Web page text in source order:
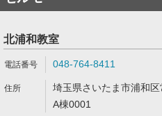
北浦和教室
048-764-8411
埼玉県さいたま市浦和
A棟0001